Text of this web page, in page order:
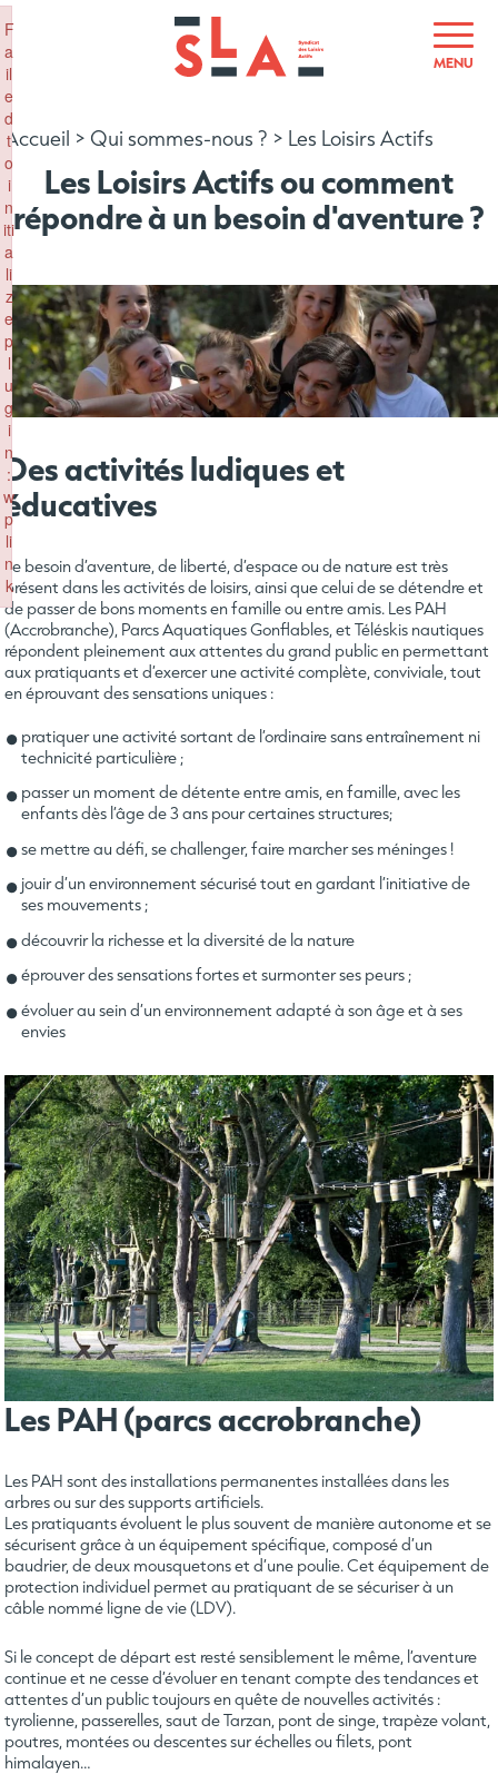
MENU
Accueil > Qui sommes-nous ? > Les Loisirs Actifs
Les Loisirs Actifs ou comment
répondre à un besoin d'aventure ?
Des activités ludiques et
éducatives
Le besoin d’aventure, de liberté, d’espace ou de nature est très
présent dans les activités de loisirs, ainsi que celui de se détendre et
de passer de bons moments en famille ou entre amis. Les PAH
(Accrobranche), Parcs Aquatiques Gonflables, et Téléskis nautiques
répondent pleinement aux attentes du grand public en permettant
aux pratiquants et d’exercer une activité complète, conviviale, tout
en éprouvant des sensations uniques :
pratiquer une activité sortant de l’ordinaire sans entraînement ni
technicité particulière ;
passer un moment de détente entre amis, en famille, avec les
enfants dès l’âge de 3 ans pour certaines structures;
se mettre au défi, se challenger, faire marcher ses méninges !
jouir d’un environnement sécurisé tout en gardant l’initiative de
ses mouvements ;
découvrir la richesse et la diversité de la nature
éprouver des sensations fortes et surmonter ses peurs ;
évoluer au sein d’un environnement adapté à son âge et à ses
envies
Les PAH (parcs accrobranche)
Les PAH sont des installations permanentes installées dans les
arbres ou sur des supports artificiels.
Les pratiquants évoluent le plus souvent de manière autonome et se
sécurisent grâce à un équipement spécifique, composé d’un
baudrier, de deux mousquetons et d’une poulie. Cet équipement de
protection individuel permet au pratiquant de se sécuriser à un
câble nommé ligne de vie (LDV).
Si le concept de départ est resté sensiblement le même, l’aventure
continue et ne cesse d’évoluer en tenant compte des tendances et
attentes d’un public toujours en quête de nouvelles activités :
tyrolienne, passerelles, saut de Tarzan, pont de singe, trapèze volant,
poutres, montées ou descentes sur échelles ou filets, pont
himalayen…
F
a
il
e
d
t
o
i
n
iti
a
li
z
e
p
l
u
g
i
n
:
w
p
li
n
k
to initialize plugin: wplink